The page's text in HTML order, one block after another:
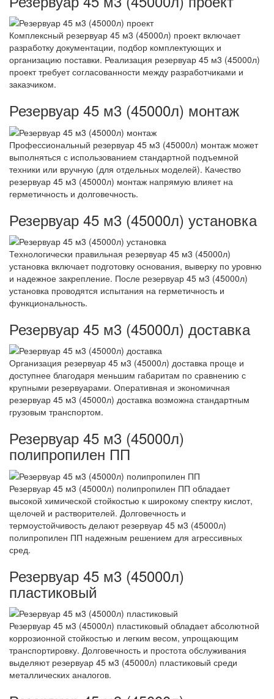
Комплексный резервуар 45 м3 (45000л) проект включает
разработку документации, подбор комплектующих и
организацию поставки. Реализация резервуар 45 м3 (45000л)
проект требует согласованности между разработчиками и
заказчиком.
Резервуар 45 м3 (45000л) монтаж
Профессиональный резервуар 45 м3 (45000л) монтаж может
выполняться с использованием стандартной подъемной
техники или вручную (для отдельных моделей). Качество
резервуар 45 м3 (45000л) монтаж напрямую влияет на
герметичность и долговечность.
Резервуар 45 м3 (45000л) установка
Технологически правильная резервуар 45 м3 (45000л)
установка включает подготовку основания, выверку по уровню
и надежное закрепление. После резервуар 45 м3 (45000л)
установка проводятся испытания на герметичность и
функциональность.
Резервуар 45 м3 (45000л) доставка
Организация резервуар 45 м3 (45000л) доставка проще и
доступнее благодаря меньшим габаритам по сравнению с
крупными резервуарами. Оперативная и экономичная
резервуар 45 м3 (45000л) доставка возможна стандартным
грузовым транспортом.
Резервуар 45 м3 (45000л)
полипропилен ПП
Резервуар 45 м3 (45000л) полипропилен ПП обладает
высокой химической стойкостью к широкому спектру кислот,
щелочей и растворителей. Долговечность и
термоустойчивость делают резервуар 45 м3 (45000л)
полипропилен ПП надежным решением для агрессивных
сред.
Резервуар 45 м3 (45000л)
пластиковый
Резервуар 45 м3 (45000л) пластиковый обладает абсолютной
коррозионной стойкостью и легким весом, упрощающим
транспортировку. Долговечность и простота обслуживания
выделяют резервуар 45 м3 (45000л) пластиковый среди
металлических аналогов.